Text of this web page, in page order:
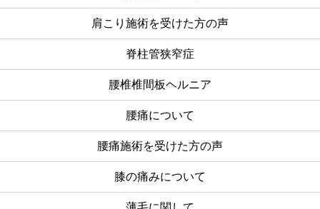
肩こり施術を受けた方の声
脊柱管狭窄症
腰椎椎間板ヘルニア
腰痛について
腰痛施術を受けた方の声
膝の痛みについて